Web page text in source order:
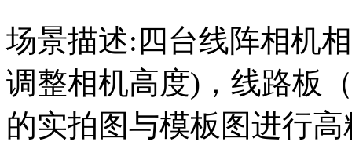
场景描述:四台线阵相机
调整相机高度)，线路板
的实拍图与模板图进行